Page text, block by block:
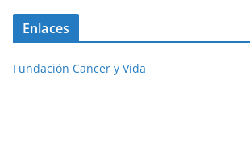
Enlaces
Fundación Cancer y Vida